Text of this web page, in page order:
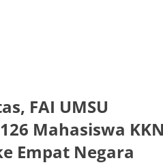
FAI UMSU
Mahasiswa
Empat Negara